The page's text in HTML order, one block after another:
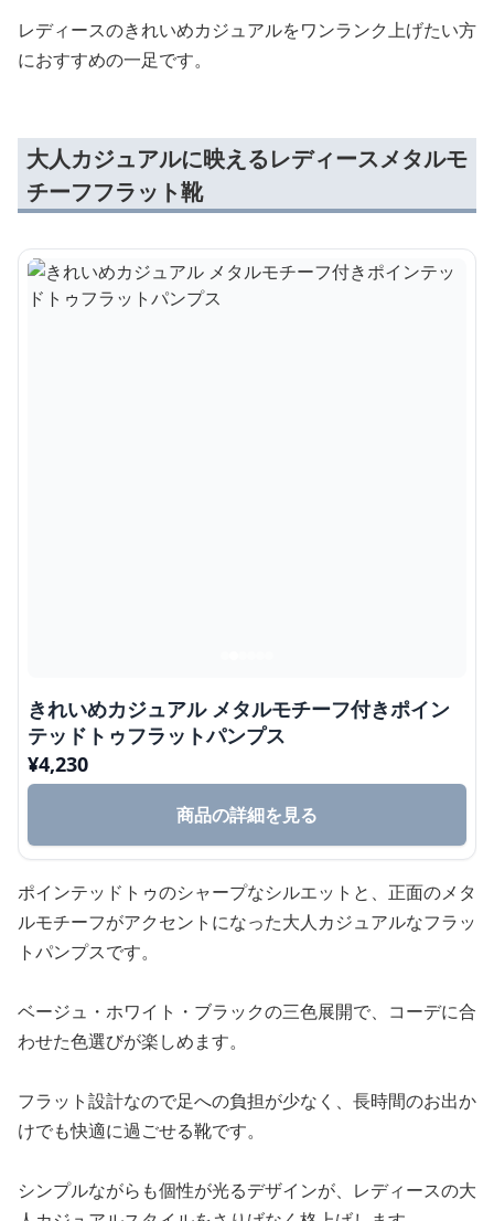
レディースのきれいめカジュアルをワンランク上げたい方
におすすめの一足です。
大人カジュアルに映えるレディースメタルモ
チーフフラット靴
きれいめカジュアル メタルモチーフ付きポイン
テッドトゥフラットパンプス
¥4,230
商品の詳細を見る
ポインテッドトゥのシャープなシルエットと、正面のメタ
ルモチーフがアクセントになった大人カジュアルなフラッ
トパンプスです。
ベージュ・ホワイト・ブラックの三色展開で、コーデに合
わせた色選びが楽しめます。
フラット設計なので足への負担が少なく、長時間のお出か
けでも快適に過ごせる靴です。
シンプルながらも個性が光るデザインが、レディースの大